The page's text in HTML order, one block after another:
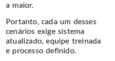
a maior.
Portanto, cada um desses
cenários exige sistema
atualizado, equipe treinada
e processo definido.